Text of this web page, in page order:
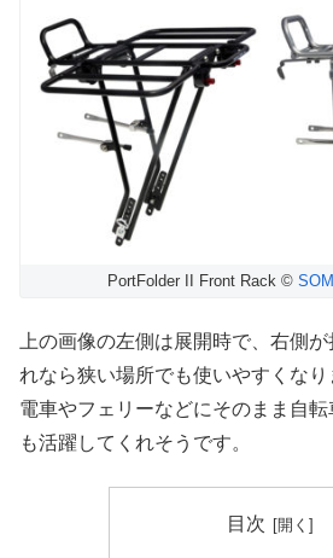
PortFolder II Front Rack ©
上の画像の左側は展開時で、右側
れなら狭い場所でも使いやすくなり
電車やフェリーなどにそのまま自
も活躍してくれそうです。
目次